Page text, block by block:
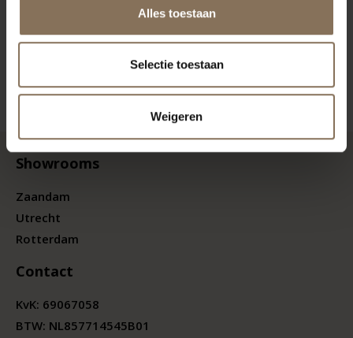
Alles toestaan
Selectie toestaan
Weigeren
Showrooms
Zaandam
Utrecht
Rotterdam
Contact
KvK: 69067058
BTW: NL857714545B01